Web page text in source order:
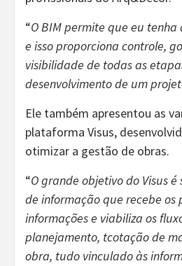
“O BIM permite que eu
e isso proporciona controle,
visibilidade de todas as
desenvolvimento de um
Ele também apresentou as
plataforma Visus,
otimizar a gestão de obras.
“O grande objetivo do Visus
de informação que recebe os
informações e viabiliza os
planejamento, tcotação de
obra, tudo vinculado às